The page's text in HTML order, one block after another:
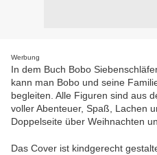
Werbung
In dem Buch Bobo
kann man Bobo und seine
begleiten. Alle Figuren sind aus
voller Abenteuer, Spaß, Lachen
Doppelseite über Weihnachten
Das Cover ist kindgerecht